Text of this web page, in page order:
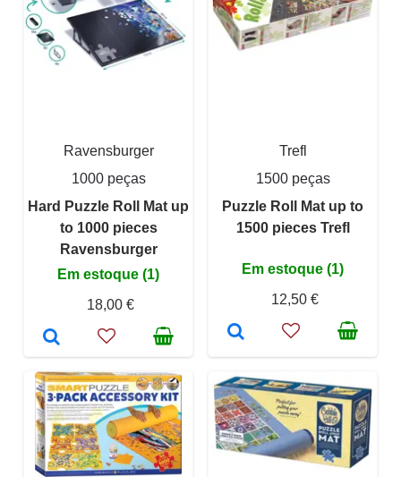
Ravensburger
1000 peças
Hard Puzzle Roll Mat up
to 1000 pieces
Ravensburger
Em estoque (1)
18,00 €
Trefl
1500 peças
Puzzle Roll Mat up to
1500 pieces Trefl
Em estoque (1)
12,50 €